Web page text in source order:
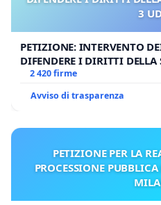
3
PETIZIONE: INTERVENTO
DIFENDERE I DIRITTI DELLA
UDG)
2 420 firme
Avviso di trasparenza
PETIZIONE PER LA
PROCESSIONE